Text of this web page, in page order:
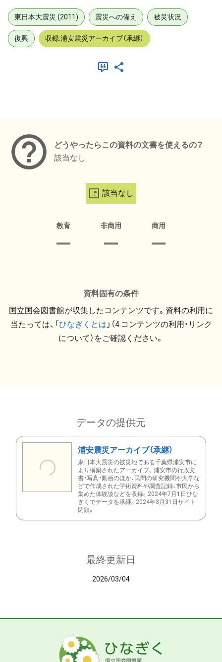
東日本大震災 (2011) 震災への備え 被災状況
復興 収録:浦安震災アーカイブ（承継）
どうやったらこの資料の文書を使えるの？
該当なし
該当なし
教育 非商用 商用
資料固有の条件
国立国会図書館が収集したコンテンツです。資料の利用に
当たっては、「ひなぎくとは 」（4.コンテンツの利用・リンク
について）をご確認ください。
データの提供元
浦安震災アーカイブ（承継）
東日本大震災の被災地である千葉県浦安市に
より構築されたアーカイブ。浦安市の行政文
書・写真・動画のほか、民間の研究機関や大学な
どで作成された学術資料や調査記録、市民から
集めた体験談などを収録。2024年7月1日ひな
ぎくでデータを承継。2024年3月31日サイト
閉鎖。
最終更新日
2026/03/04